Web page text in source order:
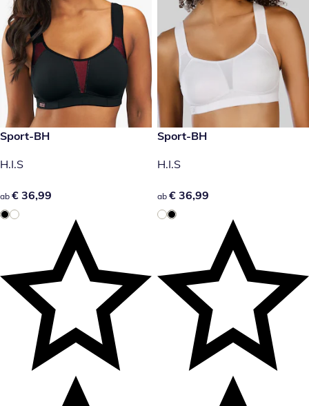
€ 36,99
Sport-BH
H.I.S
€ 36,99
ab € 36,99
€ 36,99
Sport-BH
H.I.S
€ 36,99
ab € 36,99